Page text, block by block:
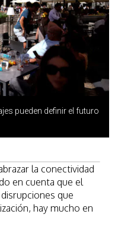
pueden definir el futuro
la conectividad
en cuenta que el
que
hay mucho en